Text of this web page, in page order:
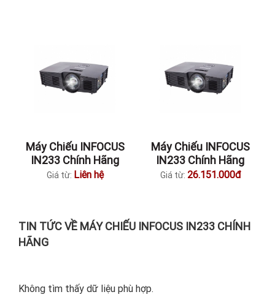
Máy Chiếu INFOCUS
IN233 Chính Hãng
Giá từ: Liên hệ
Máy Chiếu INFOCUS
IN233 Chính Hãng
Giá từ: 26.151.000đ
TIN TỨC VỀ MÁY CHIẾU INFOCUS IN233 CHÍNH
HÃNG
Không tìm thấy dữ liệu phù hợp.